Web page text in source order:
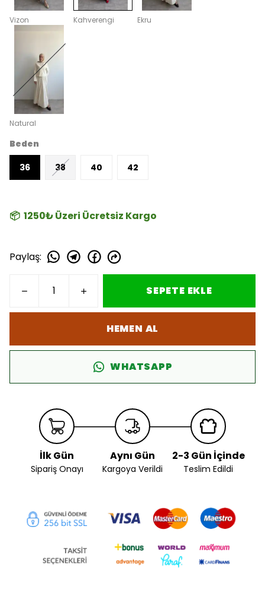
Vizon Kahverengi Ekru
Natural
Beden
36
38 40 42
📦 1250₺ Üzeri Ücretsiz Kargo
Paylaş:
SEPETE EKLE
HEMEN AL
WHATSAPP
İlk Gün
Sipariş Onayı
Aynı Gün
Kargoya Verildi
2-3 Gün İçinde
Teslim Edildi